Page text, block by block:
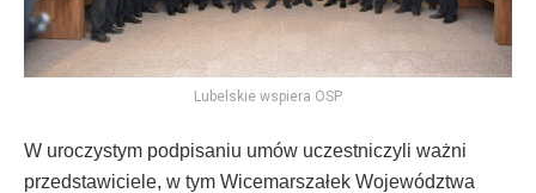
Lubelskie wspiera OSP
W uroczystym podpisaniu umów uczestniczyli ważni
przedstawiciele, w tym Wicemarszałek Województwa